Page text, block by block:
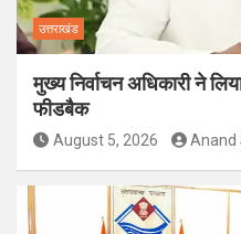
उत्तराखंड
मुख्य निर्वाचन अधिकारी ने
फीडबैक
August 5, 2026 Anand